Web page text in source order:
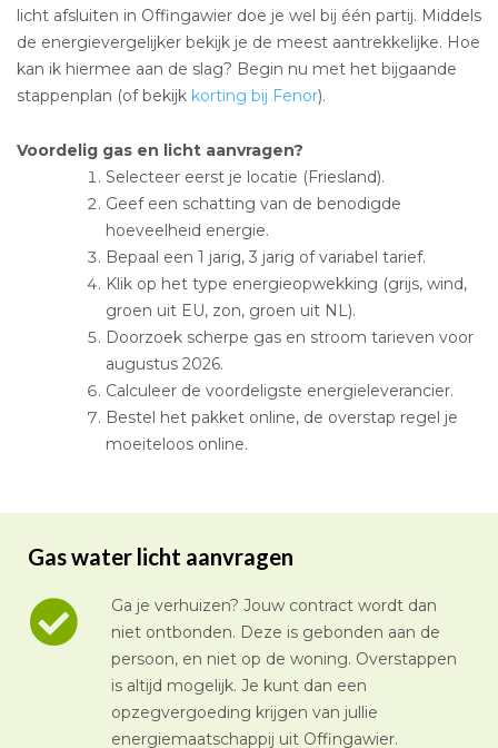
licht afsluiten in Offingawier doe je wel bij één partij. Middels
de energievergelijker bekijk je de meest aantrekkelijke. Hoe
kan ik hiermee aan de slag? Begin nu met het bijgaande
stappenplan (of bekijk korting bij Fenor).
Voordelig gas en licht aanvragen?
Selecteer eerst je locatie (Friesland).
Geef een schatting van de benodigde
hoeveelheid energie.
Bepaal een 1 jarig, 3 jarig of variabel tarief.
Klik op het type energieopwekking (grijs, wind,
groen uit EU, zon, groen uit NL).
Doorzoek scherpe gas en stroom tarieven voor
augustus 2026.
Calculeer de voordeligste energieleverancier.
Bestel het pakket online, de overstap regel je
moeiteloos online.
Gas water licht aanvragen
Ga je verhuizen? Jouw contract wordt dan
niet ontbonden. Deze is gebonden aan de
persoon, en niet op de woning. Overstappen
is altijd mogelijk. Je kunt dan een
opzegvergoeding krijgen van jullie
energiemaatschappij uit Offingawier.